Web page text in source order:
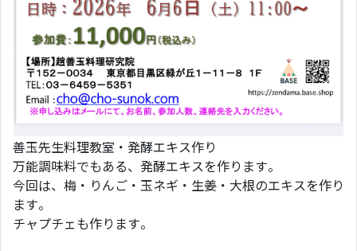
善玉先生料理教室・発酵エキス作り
万能調味料でもある、発酵エキスを作ります。
今回は、梅・りんご・玉ネギ・生姜・大根のエキスを作り
ます。
チャプチェも作ります。